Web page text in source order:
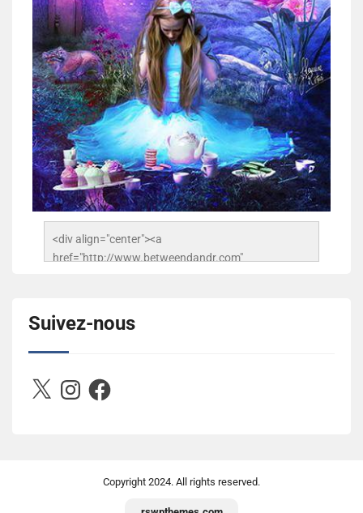
<div align="center"><a
href="http://www.betweendandr.com"
503716673157532-2788222864243652657-n.jpg"
alt="Between D&R" style="border:none;" /></a>
</div>
Suivez-nous
X InstagramFacebook
Copyright 2024. All rights reserved.